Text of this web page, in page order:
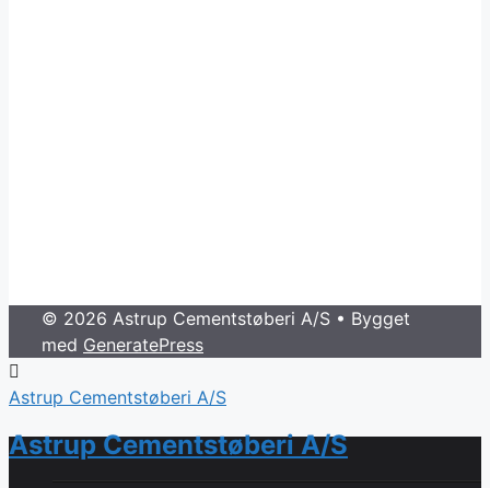
© 2026 Astrup Cementstøberi A/S • Bygget
med GeneratePress
Astrup Cementstøberi A/S
Astrup Cementstøberi A/S